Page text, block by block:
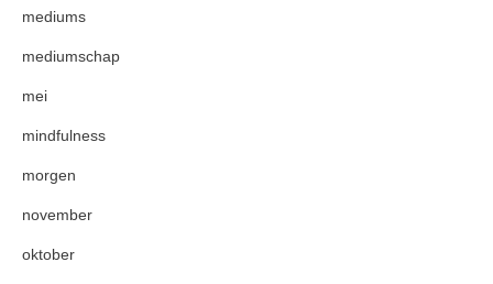
mediums
mediumschap
mei
mindfulness
morgen
november
oktober